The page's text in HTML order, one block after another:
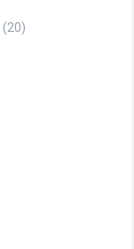
(20)